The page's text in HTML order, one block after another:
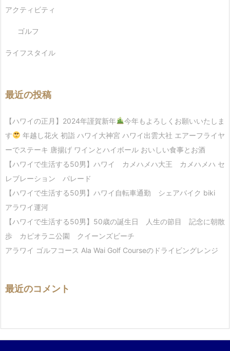
アクティビティ
ゴルフ
ライフスタイル
最近の投稿
【ハワイの正月】2024年謹賀新年
今年もよろしくお願いいたしま
す
年越し花火 初詣 ハワイ大神宮 ハワイ出雲大社 エアーフライヤ
ーでステーキ 唐揚げ ワインとハイボール おいしい食事とお酒
【ハワイで生活する50男】ハワイ カメハメハ大王 カメハメハ セ
レブレーション パレード
【ハワイで生活する50男】ハワイ自転車通勤 シェアバイク biki
アラワイ運河
【ハワイで生活する50男】50歳の誕生日 人生の節目 記念に朝散
歩 カピオラニ公園 クイーンズビーチ
アラワイ ゴルフコース Ala Wai Golf Courseのドライビングレンジ
最近のコメント